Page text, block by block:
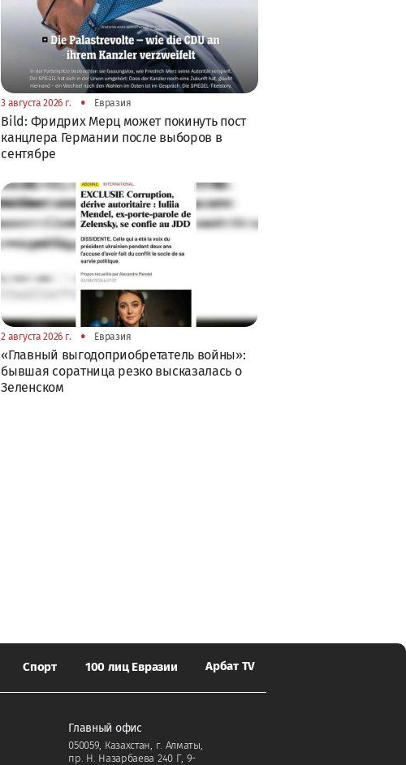
3 августа 2026 г. • Евразия
Bild: Фридрих Мерц может покинуть пост
канцлера Германии после выборов в
сентябре
2 августа 2026 г. • Евразия
«Главный выгодоприобретатель войны»:
бывшая соратница резко высказалась о
Зеленском
Спорт 100 лиц Евразии Арбат TV
Главный офис
050059, Казахстан, г. Алматы,
пр. Н. Назарбаева 240 Г, 9-